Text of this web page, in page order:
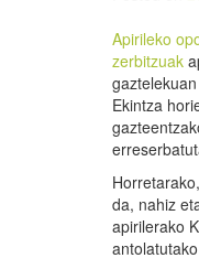
Apirileko
zerbitzuak
Ekintza
da, nahiz
apirilerako